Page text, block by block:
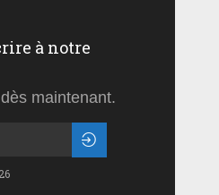
à notre
maintenant.